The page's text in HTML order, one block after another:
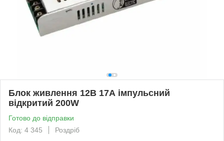
Блок живлення 12В 17А імпульсний
відкритий 200W
Готово до відправки
Код: 4 345
Роздріб